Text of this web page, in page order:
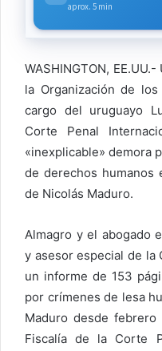
aprox. 5 min
WASHINGTON,
la Organización de los
cargo del uruguayo
Corte Penal
«inexplicable» demora
de derechos humanos
de Nicolás Maduro.
Almagro y el abogado
y asesor especial de la
un informe de 153
por crímenes de lesa
Maduro desde
Fiscalía de la Corte